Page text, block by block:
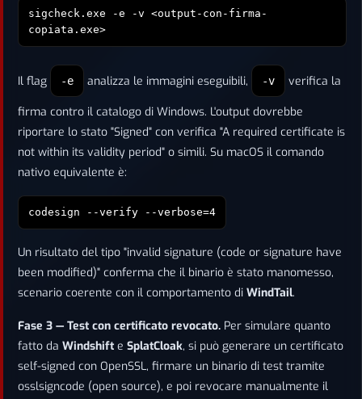
sigcheck.exe -e -v <output-con-firma-
copiata.exe>
Il flag -e analizza le immagini eseguibili, -v
verifica la
firma contro il catalogo di Windows. L'output dovrebbe
riportare lo stato "Signed" con verifica "A required certificate is
not within its validity period" o simili. Su macOS il comando
nativo equivalente è:
codesign --verify --verbose=4
Un risultato del tipo "invalid signature (code or signature have
been modified)" conferma che il binario è stato manomesso,
scenario coerente con il comportamento di WindTail.
Fase 3 — Test con certificato revocato. Per simulare quanto
fatto da Windshift e SplatCloak, si può generare un certificato
self-signed con OpenSSL, firmare un binario di test tramite
osslsigncode (open source), e poi revocare manualmente il